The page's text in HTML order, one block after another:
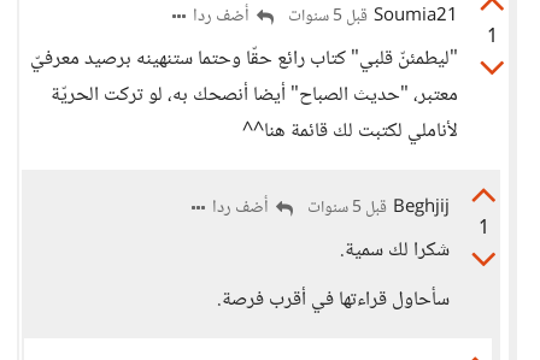
1
Soumia21 قبل 5 سنوات أضف ردا
"ليطمئنّ قلبي" كتاب رائع حقّا وحتما ستنهينه برصيد معرفيّ
معتبر، "حديث الصباح" أيضا أنصحك به، لو تركت الحريّة
لأناملي لكتبت لك قائمة هنا^^
1
Beghjij قبل 5 سنوات أضف ردا
شكرا لك سمية.
سأحاول قراءتها في أقرب فرصة.